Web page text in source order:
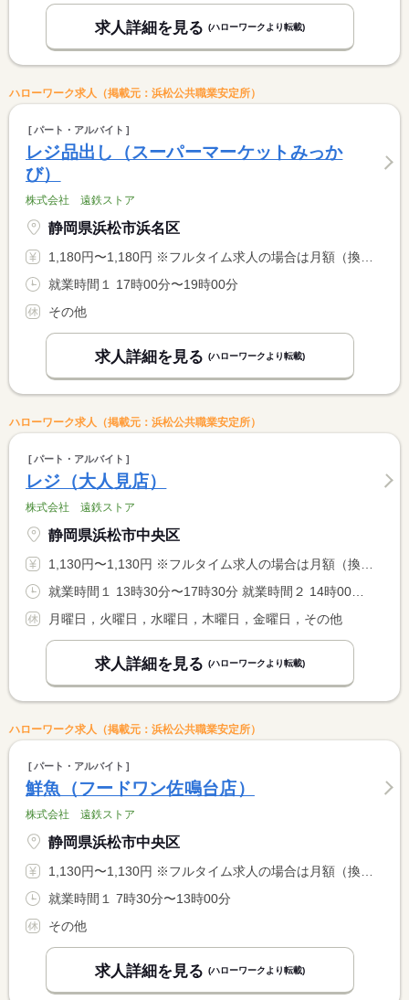
求人詳細を見る (ハローワークより転載)
ハローワーク求人（掲載元：浜松公共職業安定所）
パート・アルバイト
レジ品出し（スーパーマーケットみっか
び）
株式会社 遠鉄ストア
静岡県浜松市浜名区
1,180円〜1,180円 ※フルタイム求人の場合は月額（換算額）、パート求人の場合は時間額を表示しています。
就業時間１ 17時00分〜19時00分
その他
求人詳細を見る (ハローワークより転載)
ハローワーク求人（掲載元：浜松公共職業安定所）
パート・アルバイト
レジ（大人見店）
株式会社 遠鉄ストア
静岡県浜松市中央区
1,130円〜1,130円 ※フルタイム求人の場合は月額（換算額）、パート求人の場合は時間額を表示しています。
月曜日，火曜日，水曜日，木曜日，金曜日，その他
求人詳細を見る (ハローワークより転載)
ハローワーク求人（掲載元：浜松公共職業安定所）
パート・アルバイト
鮮魚（フードワン佐鳴台店）
株式会社 遠鉄ストア
静岡県浜松市中央区
1,130円〜1,130円 ※フルタイム求人の場合は月額（換算額）、パート求人の場合は時間額を表示しています。
就業時間１ 7時30分〜13時00分
その他
求人詳細を見る (ハローワークより転載)